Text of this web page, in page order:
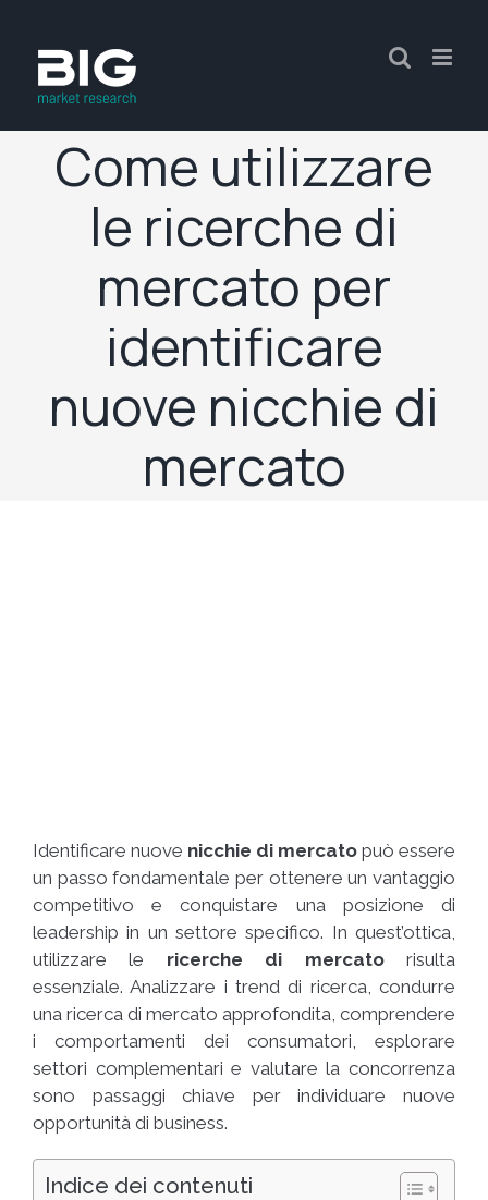
Come utilizzare
le ricerche di
mercato per
identificare
nuove nicchie di
mercato
Identificare nuove nicchie di mercato può essere
un passo fondamentale per ottenere un vantaggio
competitivo e conquistare una posizione di
leadership in un settore specifico. In quest’ottica,
utilizzare le ricerche di mercatorisulta
essenziale. Analizzare i trend di ricerca, condurre
una ricerca di mercato approfondita, comprendere
i comportamenti dei consumatori, esplorare
settori complementari e valutare la concorrenza
sono passaggi chiave per individuare nuove
opportunità di business.
Indice dei contenuti